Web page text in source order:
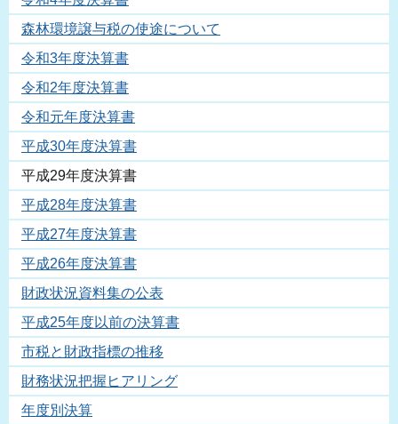
森林環境譲与税の使途について
令和3年度決算書
令和2年度決算書
令和元年度決算書
平成30年度決算書
平成29年度決算書
平成28年度決算書
平成27年度決算書
平成26年度決算書
財政状況資料集の公表
平成25年度以前の決算書
市税と財政指標の推移
財務状況把握ヒアリング
年度別決算